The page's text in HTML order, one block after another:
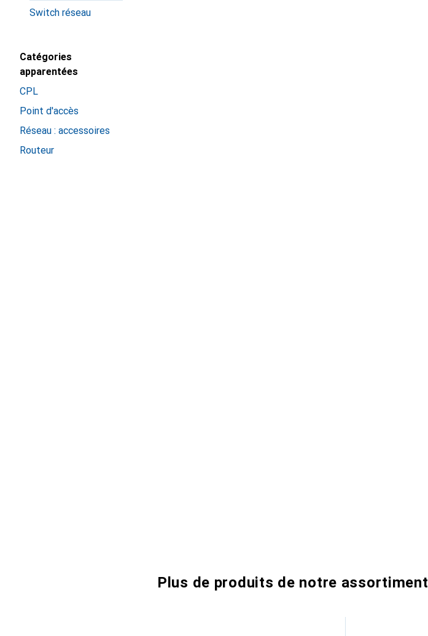
Switch réseau
Catégories
apparentées
CPL
Point d'accès
Réseau : accessoires
Routeur
Plus de produits de notre assortiment